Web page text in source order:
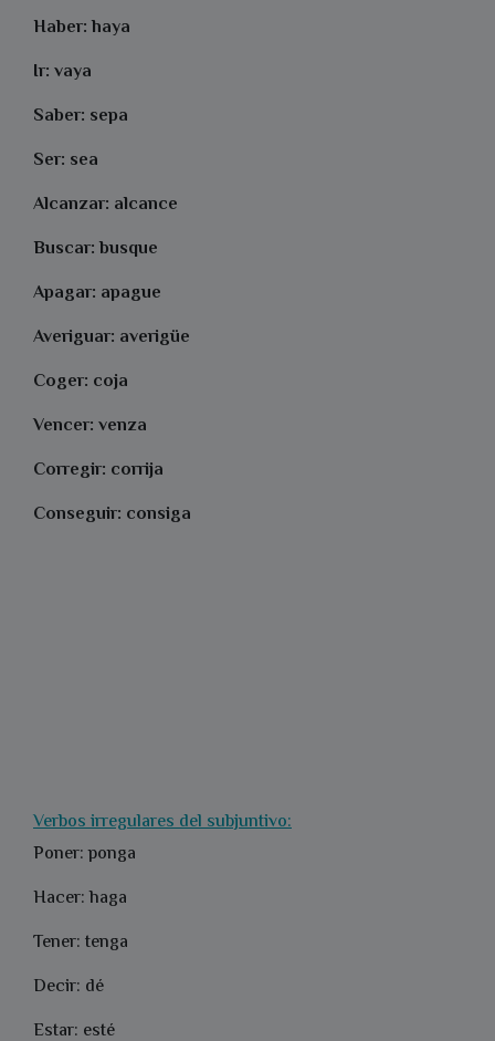
Haber: haya
Ir: vaya
Saber: sepa
Ser: sea
Alcanzar: alcance
Buscar: busque
Apagar: apague
Averiguar: averigüe
Coger: coja
Vencer: venza
Corregir: corrija
Conseguir: consiga
Verbos irregulares del subjuntivo:
Poner: ponga
Hacer: haga
Tener: tenga
Decir: dé
Estar: esté